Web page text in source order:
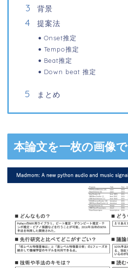
背景
提案法
Onset推定
Tempo推定
Beat推定
Down beat 推定
まとめ
本論文を一枚の画像で